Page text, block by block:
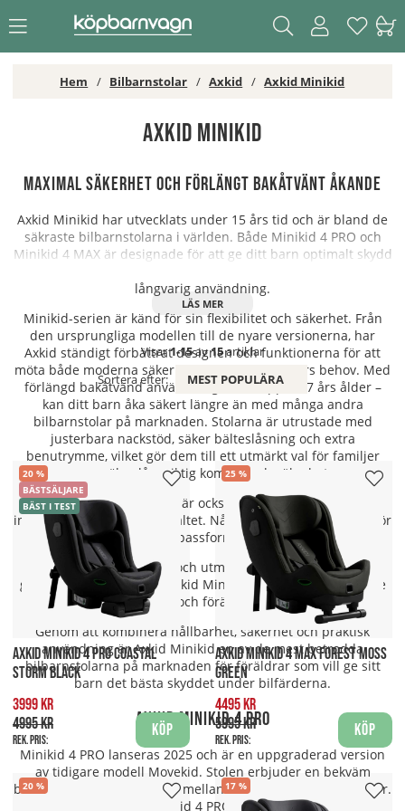
Hem Bilbarnstolar Axkid Axkid Minikid
Axkid Minikid
Maximal säkerhet och förlängt bakåtvänt åkande
Axkid Minikid har utvecklats under 15 års tid och är bland de
säkraste bilbarnstolarna i världen. Både Minikid 4 PRO och
Minikid 4 MAX är designade för att ge ditt barn optimalt skydd
långvarig användning.
Minikid-serien är känd för sin flexibilitet och säkerhet. Från
den ursprungliga modellen till de nyare versionerna, har
Axkid ständigt förbättrat designen och funktionerna för att
möta både moderna säkerhetskrav och föräldrars behov. Med
förlängd bakåtvänd användning – ofta upp till 7 års ålder –
kan ditt barn åka säkert längre än med många andra
bilbarnstolar på marknaden. Stolarna är utrustade med
justerbara nackstöd, säker bälteslåsning och extra
benutrymme, vilket gör dem till ett utmärkt val för familjer
som söker långsiktig komfort och säkerhet.
Axkid Minikid-modellerna är också utvecklade för att kunna
installeras enkelt med bilbältet. Något som gör det smidigt för
föräldrar att få rätt passform i bilen varje gång.
Med R129-certifiering och utmärkelser som Plus Test-
godkännande, erbjuder Axkid Minikid en trygg resa för både
barn och föräldrar.
Genom att kombinera hållbarhet, säkerhet och praktisk
användning är Axkid Minikid en av de mest betrodda
bilbarnstolarna på marknaden för föräldrar som vill ge sitt
barn det bästa skyddet under bilfärderna.
Axkid Minikid 4 PRO
Minikid 4 PRO lanseras 2025 och är en uppgraderad version
av tidigare modell Movekid. Stolen erbjuder en bekväm
bakåtvänd positon för barn mellan ca 6 månader - 7 års ålder.
(125 cm eller 36 kg). Minikid 4 PRO är kompakt för att passa
Visar1-15av15artiklar
Sortera efter:
MEST POPULÄRA
20
BÄSTSÄLJARE
BÄST I TEST
AXKID MINIKID 4 PRO COASTAL
STORM BLACK
3999 kr
4995 kr
Rek. pris:
Köp
25
AXKID MINIKID 4 MAX FOREST MOSS
GREEN
4495 kr
5995 kr
Rek. pris:
Köp
20 17